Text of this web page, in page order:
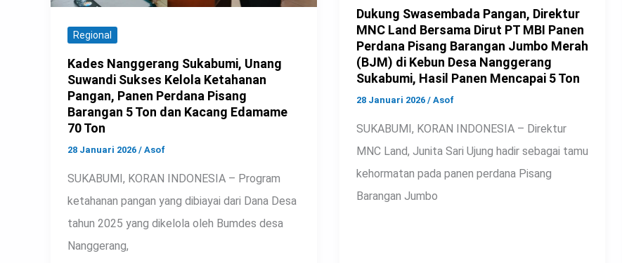
Regional
Kades Nanggerang Sukabumi, Unang
Suwandi Sukses Kelola Ketahanan
Pangan, Panen Perdana Pisang
Barangan 5 Ton dan Kacang Edamame
70 Ton
28 Januari 2026 / Asof
SUKABUMI, KORAN INDONESIA – Program
ketahanan pangan yang dibiayai dari Dana Desa
tahun 2025 yang dikelola oleh Bumdes desa
Nanggerang,
Dukung Swasembada Pangan, Direktur
MNC Land Bersama Dirut PT MBI Panen
Perdana Pisang Barangan Jumbo Merah
(BJM) di Kebun Desa Nanggerang
Sukabumi, Hasil Panen Mencapai 5 Ton
28 Januari 2026 / Asof
SUKABUMI, KORAN INDONESIA – Direktur
MNC Land, Junita Sari Ujung hadir sebagai tamu
kehormatan pada panen perdana Pisang
Barangan Jumbo